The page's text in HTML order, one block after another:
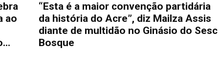
ao
“Esta é a maior convenção partidária
da história do Acre”, diz Mailza Assis
diante de multidão no Ginásio do Sesc
Bosque